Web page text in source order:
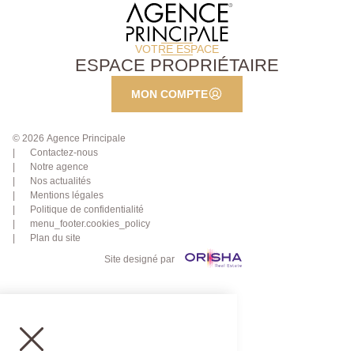
VOTRE ESPACE
ESPACE PROPRIÉTAIRE
MON COMPTE
© 2026 Agence Principale
Contactez-nous
Notre agence
Nos actualités
Mentions légales
Politique de confidentialité
menu_footer.cookies_policy
Plan du site
Site designé par